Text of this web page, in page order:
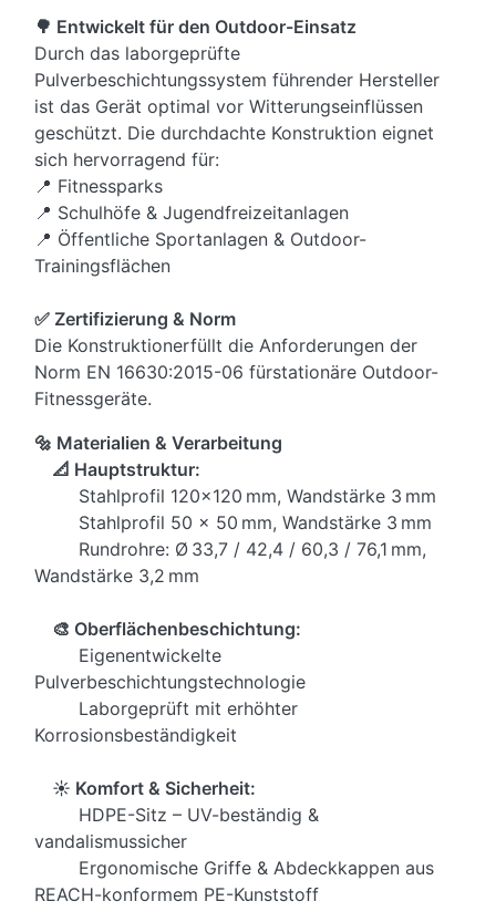
🌳 Entwickelt für den Outdoor-Einsatz
Durch das laborgeprüfte
Pulverbeschichtungssystem führender Hersteller
ist das Gerät optimal vor Witterungseinflüssen
geschützt. Die durchdachte Konstruktion eignet
sich hervorragend für:
📍 Fitnessparks
📍 Schulhöfe & Jugendfreizeitanlagen
📍 Öffentliche Sportanlagen & Outdoor-
Trainingsflächen
✅ Zertifizierung & Norm
Die Konstruktionerfüllt die Anforderungen der
Norm EN 16630:2015-06 fürstationäre Outdoor-
Fitnessgeräte.
🔩 Materialien & Verarbeitung
📐 Hauptstruktur:
Stahlprofil 120×120 mm, Wandstärke 3 mm
Stahlprofil 50 × 50 mm, Wandstärke 3 mm
Rundrohre: Ø 33,7 / 42,4 / 60,3 / 76,1 mm,
Wandstärke 3,2 mm
🎨 Oberflächenbeschichtung:
Eigenentwickelte
Pulverbeschichtungstechnologie
Laborgeprüft mit erhöhter
Korrosionsbeständigkeit
☀️ Komfort & Sicherheit:
HDPE-Sitz – UV-beständig &
vandalismussicher
Ergonomische Griffe & Abdeckkappen aus
REACH-konformem PE-Kunststoff